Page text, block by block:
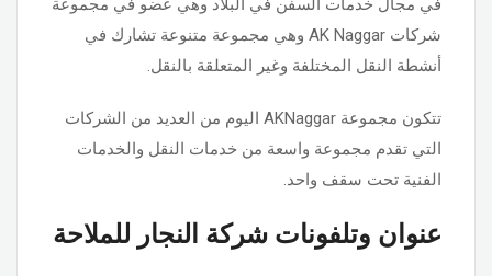
في مجال خدمات السفن في البلاد وهي عضو في مجموعة
شركات AK Naggar وهي مجموعة متنوعة تشارك في
أنشطة النقل المختلفة وغير المتعلقة بالنقل.
تتكون مجموعة AKNaggar اليوم من العديد من الشركات
التي تقدم مجموعة واسعة من خدمات النقل والخدمات
الفنية تحت سقف واحد.
عنوان وتلفونات شركة النجار للملاحة